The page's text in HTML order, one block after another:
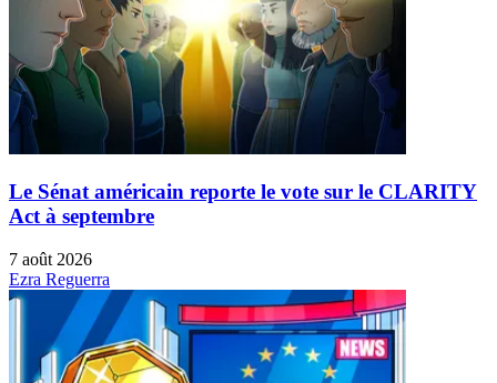
Le Sénat américain reporte le vote sur le CLARITY
Act à septembre
7 août 2026
Ezra Reguerra